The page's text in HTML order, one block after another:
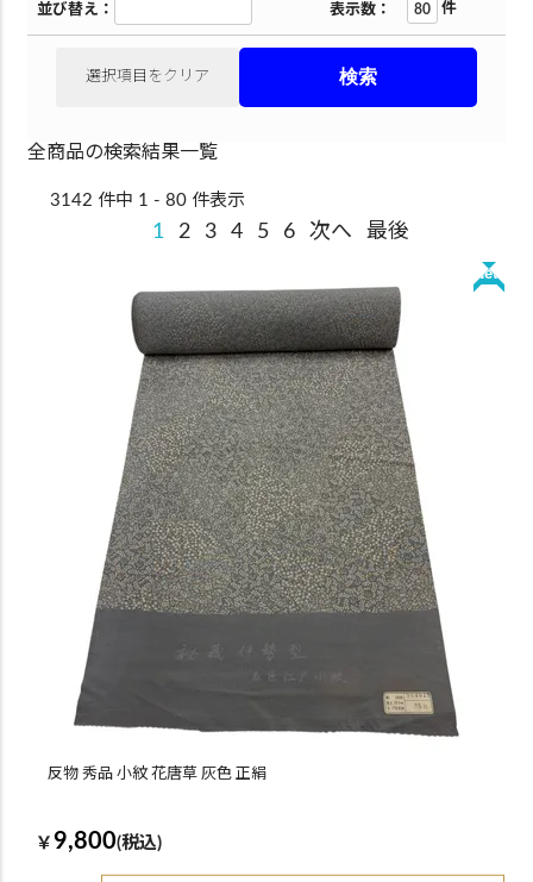
並び替え： 表示数： 件
選択項目をクリア
全商品の検索結果一覧
3142 件中 1 - 80 件表示
1 2 3 4 5 6 次へ 最後
New
反物 秀品 小紋 花唐草 灰色 正絹
￥ 9,800(税込)